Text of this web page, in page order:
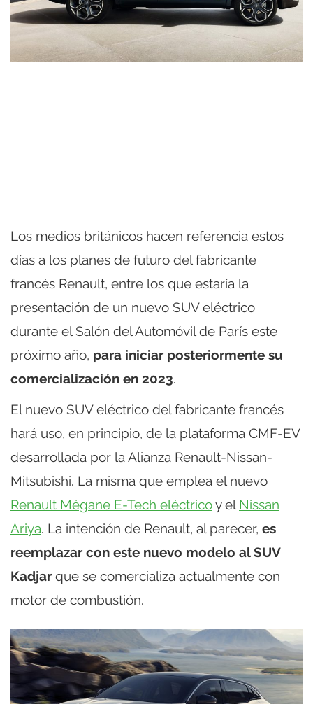
Los medios británicos hacen referencia estos
días a los planes de futuro del fabricante
francés Renault, entre los que estaría la
presentación de un nuevo SUV eléctrico
durante el Salón del Automóvil de París este
próximo año, para iniciar posteriormente su
comercialización en 2023.
El nuevo SUV eléctrico del fabricante francés
hará uso, en principio, de la plataforma CMF-EV
desarrollada por la Alianza Renault-Nissan-
Mitsubishi. La misma que emplea el nuevo
Renault Mégane E-Tech eléctricoy el Nissan
Ariya. La intención de Renault, al parecer, es
reemplazar con este nuevo modelo al SUV
Kadjar que se comercializa actualmente con
motor de combustión.